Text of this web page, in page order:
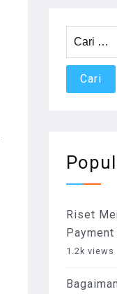
untuk:
Riset
1.2k views